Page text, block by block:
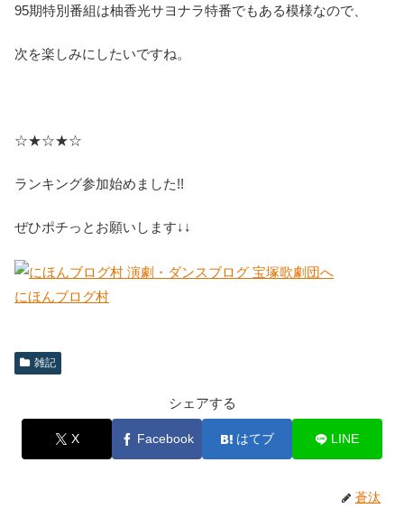
95期特別番組は柚香光サヨナラ特番でもある模様なので、
次を楽しみにしたいですね。
☆★☆★☆
ランキング参加始めました!!
ぜひポチっとお願いします↓↓
にほんブログ村
雑記
シェアする
X Facebook はてブ LINE
蒼汰